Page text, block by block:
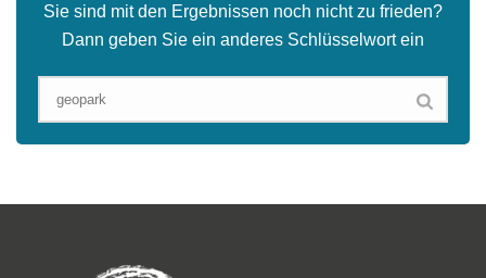
Sie sind mit den Ergebnissen noch nicht zu frieden?
Dann geben Sie ein anderes Schlüsselwort ein